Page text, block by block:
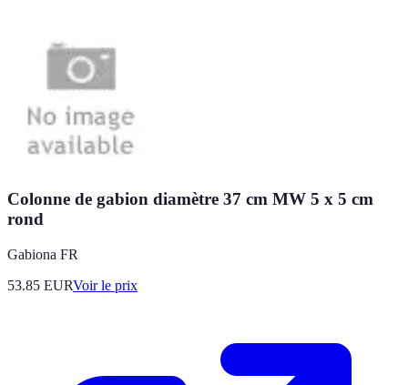
Colonne de gabion diamètre 37 cm MW 5 x 5 cm
rond
Gabiona FR
53.85 EURVoir le prix